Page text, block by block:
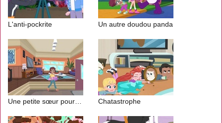
L'anti-pockrite Un autre doudou panda
Chatastrophe